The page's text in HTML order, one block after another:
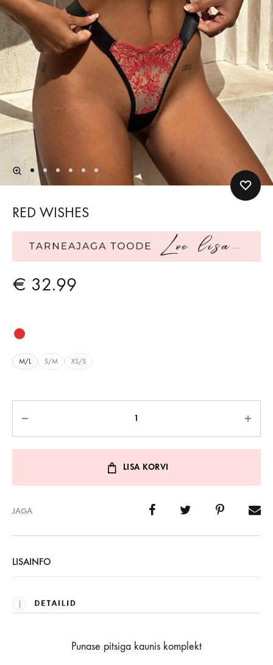
RED WISHES
€ 32.99
M/L S/M XS/S
LISA KORVI
JAGA
LISAINFO
Punase pitsiga kaunis komplekt